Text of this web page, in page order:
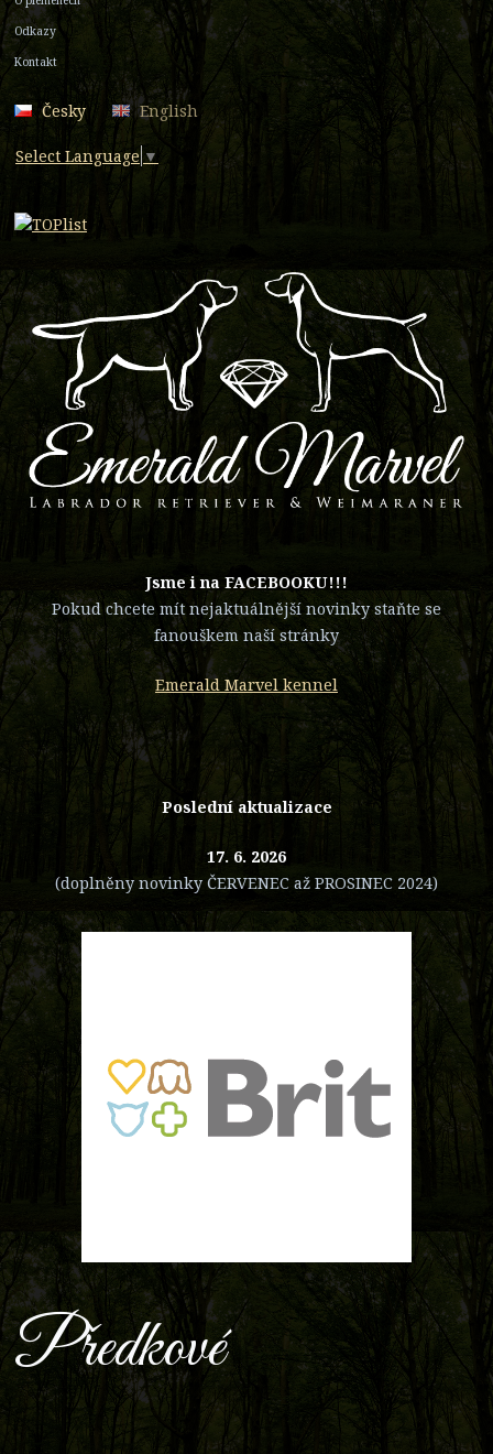
Odkazy
Kontakt
Česky English
Select Language ▼
​Jsme i na FACEBOOKU!!!
Pokud chcete mít nejaktuálnější novinky staňte se
fanouškem naší stránky
Emerald Marvel kennel
Poslední aktualizace
17. 6. 2026
(doplněny novinky ČERVENEC až PROSINEC 2024)
Předkové